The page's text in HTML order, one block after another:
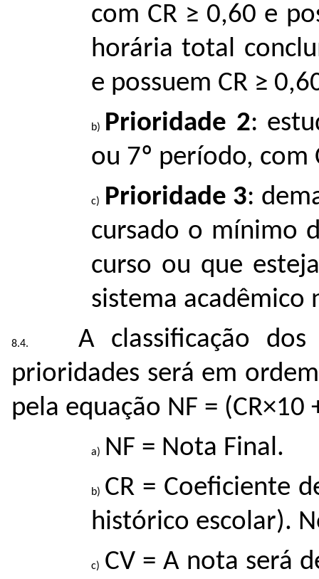
com CR ≥ 0,60 e
horária total
e possuem CR ≥
Prioridade 2:
ou 7º período, com
Prioridade 3:
cursado o mínimo
curso ou que
sistema acadêmico
A classificação
prioridades será em
pela equação NF = (CR×10
NF = Nota Final.
CR = Coeficiente
histórico escolar).
CV = A nota será